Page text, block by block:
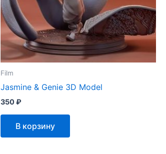
Film
Jasmine & Genie 3D Model
350₽
В корзину